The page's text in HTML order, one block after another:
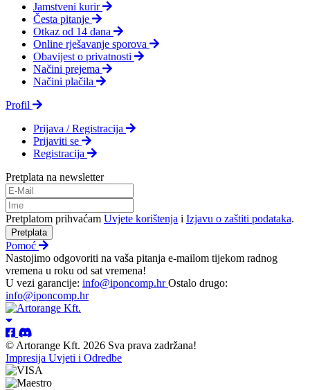
Jamstveni kurir
Česta pitanje
Otkaz od 14 dana
Online rješavanje sporova
Obavijest o privatnosti
Načini prejema
Načini plačila
Profil
Prijava / Registracija
Prijaviti se
Registracija
Pretplata na newsletter
Pretplatom prihvaćam Uvjete korištenja i Izjavu o zaštiti podataka.
Pretplata
Pomoć
Nastojimo odgovoriti na vaša pitanja e-mailom tijekom radnog
vremena u roku od sat vremena!
U vezi garancije: info@iponcomp.hrOstalo drugo:
info@iponcomp.hr
© Artorange Kft. 2026 Sva prava zadržana!
Impresija Uvjeti i Odredbe